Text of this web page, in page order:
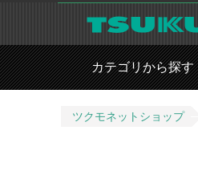
カテゴリから探す
ツクモネットショップ